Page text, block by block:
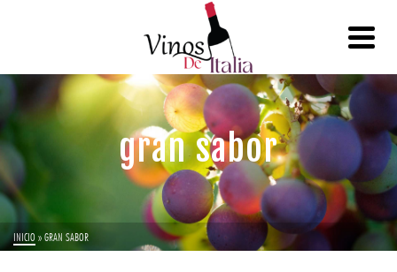
gran sabor
INICIO »GRAN SABOR